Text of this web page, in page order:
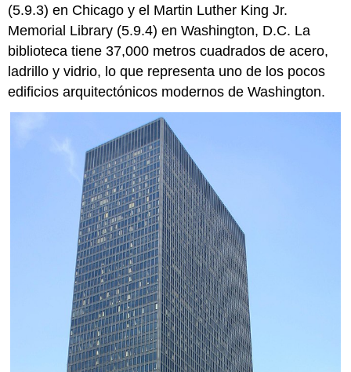
(5.9.3) en Chicago y el Martin Luther King Jr.
Memorial Library (5.9.4) en Washington, D.C. La
biblioteca tiene 37,000 metros cuadrados de acero,
ladrillo y vidrio, lo que representa uno de los pocos
edificios arquitectónicos modernos de Washington.